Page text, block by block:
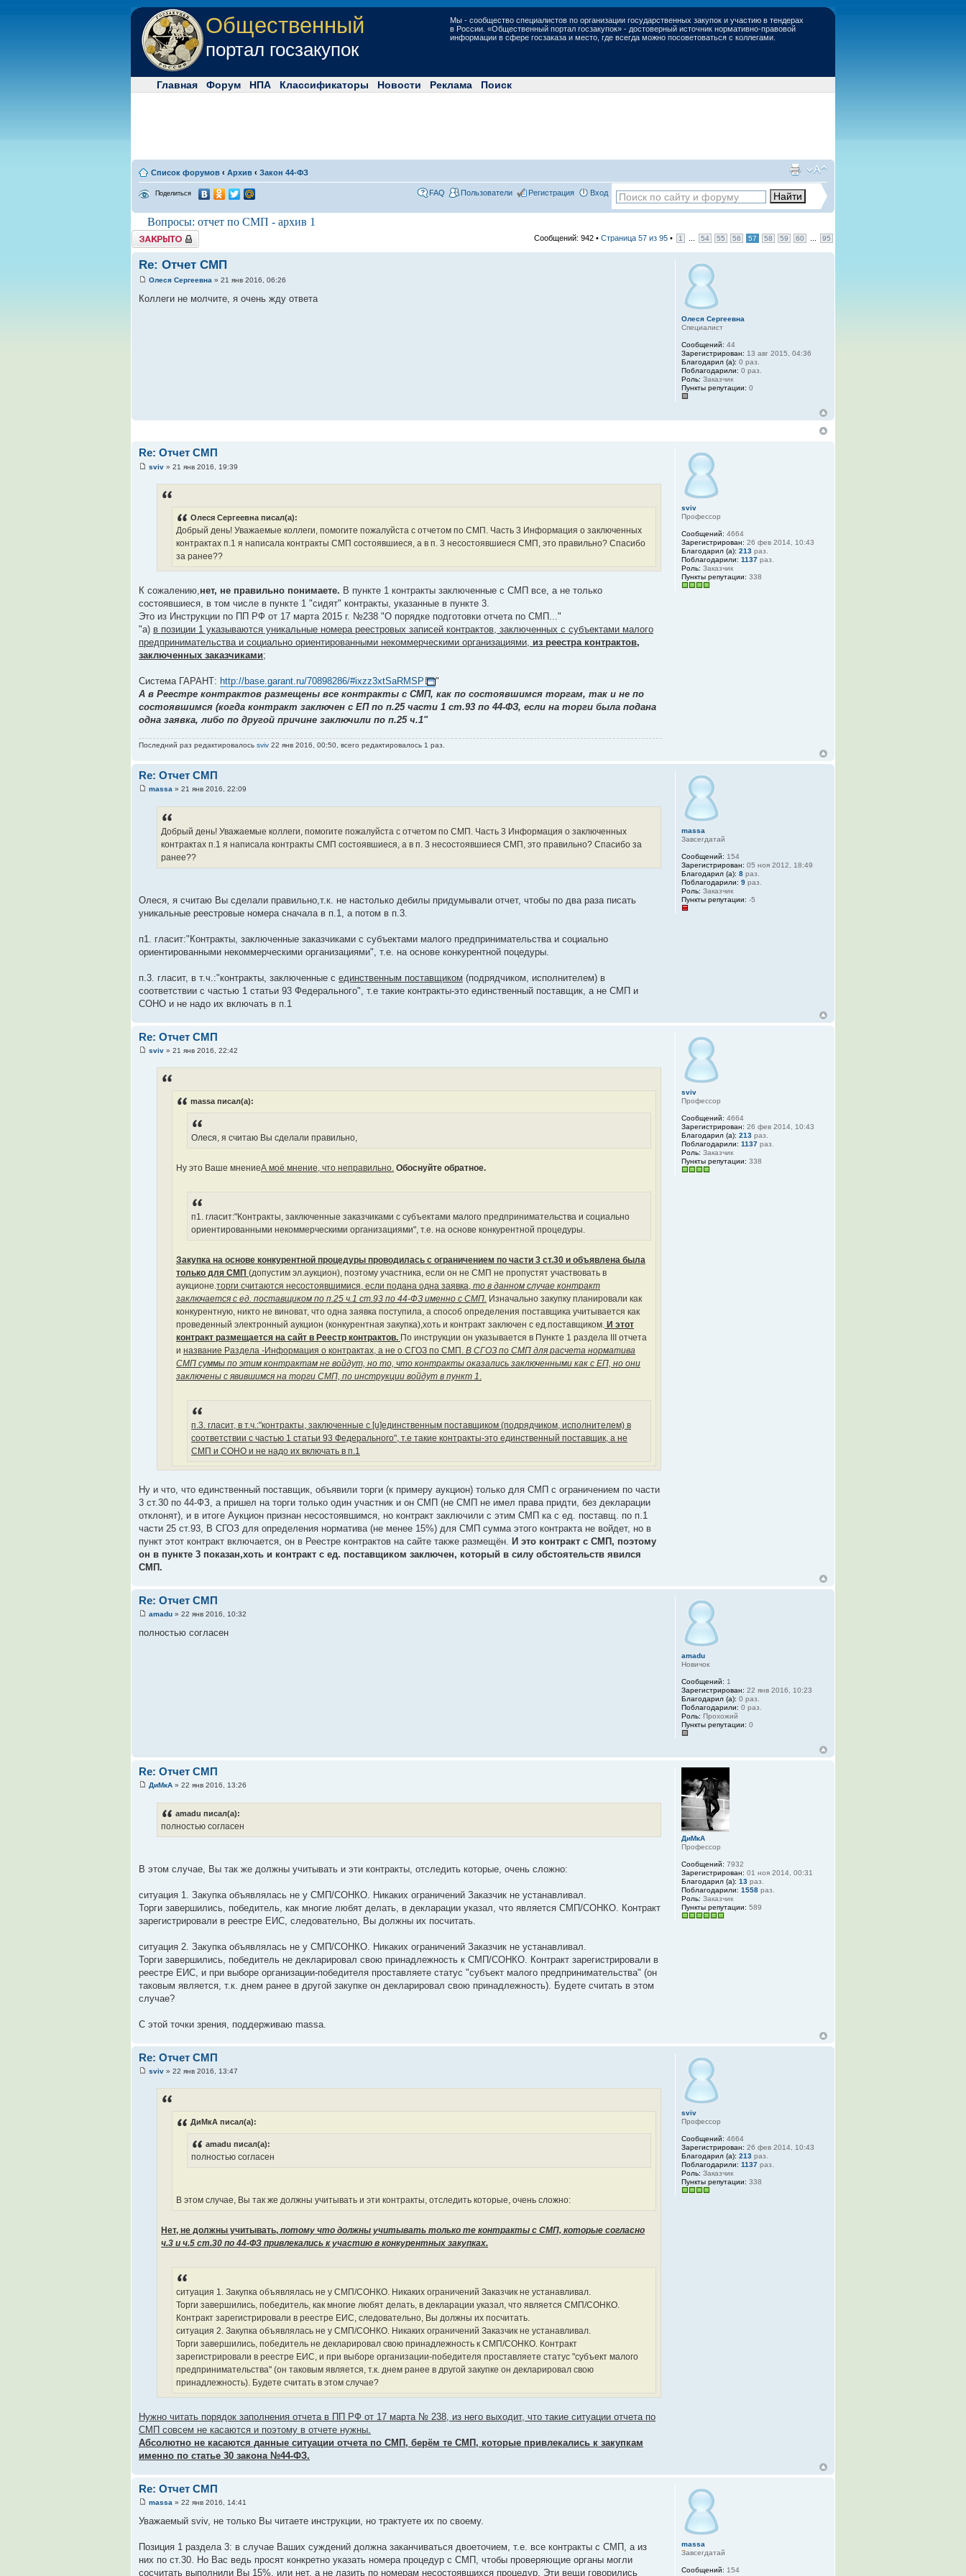
Мы - сообщество специалистов по организации государственных закупок и участию в тендерах
в России. «Общественный портал госзакупок» - достоверный источник нормативно-правовой
информации в сфере госзаказа и место, где всегда можно посоветоваться с коллегами.
Общественный
портал госзакупок
Главная Форум НПА Классификаторы Новости Реклама Поиск
Список форумов ‹ Архив ‹ Закон 44-ФЗ
Поделиться FAQ Пользователи Регистрация Вход
Вопросы: отчет по СМП - архив 1
Tема закрыта Сообщений: 942 • Страница 57 из 95 • 1 54 55 56 57 58 59 60 95
Re: Отчет СМП
Олеся Сергеевна » 21 янв 2016, 06:26
Коллеги не молчите, я очень жду ответа
Олеся Сергеевна
Специалист
Сообщений: 44
Зарегистрирован: 13 авг 2015, 04:36
Благодарил (а): 0 раз.
Поблагодарили: 0 раз.
Роль: Заказчик
Пункты репутации: 0
Re: Отчет СМП
sviv » 21 янв 2016, 19:39
Олеся Сергеевна писал(а):
Добрый день! Уважаемые коллеги, помогите пожалуйста с отчетом по СМП. Часть 3 Информация о заключенных
контрактах п.1 я написала контракты СМП состоявшиеся, а в п. 3 несостоявшиеся СМП, это правильно? Спасибо
за ранее??
К сожалению, нет, не правильно понимаете. В пункте 1 контракты заключенные с СМП все, а не только
состоявшиеся, в том числе в пункте 1 "сидят" контракты, указанные в пункте 3.
Это из Инструкции по ПП РФ от 17 марта 2015 г. №238 "О порядке подготовки отчета по СМП..."
"а) в позиции 1 указываются уникальные номера реестровых записей контрактов, заключенных с субъектами малого
предпринимательства и социально ориентированными некоммерческими организациями, из реестра контрактов,
заключенных заказчиками;
Система ГАРАНТ: http://base.garant.ru/70898286/#ixzz3xtSaRMSP
"
А в Реестре контрактов размещены все контракты с СМП, как по состоявшимся торгам, так и не по
состоявшимся (когда контракт заключен с ЕП по п.25 части 1 ст.93 по 44-ФЗ, если на торги была подана
одна заявка, либо по другой причине заключили по п.25 ч.1"
Последний раз редактировалось sviv 22 янв 2016, 00:50, всего редактировалось 1 раз.
sviv
Профессор
Сообщений: 4664
Зарегистрирован: 26 фев 2014, 10:43
Благодарил (а): 213 раз.
Поблагодарили: 1137 раз.
Роль: Заказчик
Пункты репутации: 338
Re: Отчет СМП
massa » 21 янв 2016, 22:09
Добрый день! Уважаемые коллеги, помогите пожалуйста с отчетом по СМП. Часть 3 Информация о заключенных
контрактах п.1 я написала контракты СМП состоявшиеся, а в п. 3 несостоявшиеся СМП, это правильно? Спасибо за
ранее??
Олеся, я считаю Вы сделали правильно,т.к. не настолько дебилы придумывали отчет, чтобы по два раза писать
уникальные реестровые номера сначала в п.1, а потом в п.3.
п1. гласит:"Контракты, заключенные заказчиками с субъектами малого предпринимательства и социально
ориентированными некоммерческими организациями", т.е. на основе конкурентной поцедуры.
п.3. гласит, в т.ч.:"контракты, заключенные с единственным поставщиком (подрядчиком, исполнителем) в
соответствии с частью 1 статьи 93 Федерального", т.е такие контракты-это единственный поставщик, а не СМП и
СОНО и не надо их включать в п.1
massa
Завсегдатай
Сообщений: 154
Зарегистрирован: 05 ноя 2012, 18:49
Благодарил (а): 8 раз.
Поблагодарили: 9 раз.
Роль: Заказчик
Пункты репутации: -5
Re: Отчет СМП
sviv » 21 янв 2016, 22:42
massa писал(а):
Олеся, я считаю Вы сделали правильно,
Ну это Ваше мнениеА моё мнение, что неправильно. Обоснуйте обратное.
п1. гласит:"Контракты, заключенные заказчиками с субъектами малого предпринимательства и социально
ориентированными некоммерческими организациями", т.е. на основе конкурентной процедуры.
Закупка на основе конкурентной процедуры проводилась с ограничением по части 3 ст.30 и объявлена была
только для СМП (допустим эл.аукцион), поэтому участника, если он не СМП не пропустят участвовать в
аукционе. торги считаются несостоявшимися, если подана одна заявка, то в данном случае контракт
заключается с ед. поставщиком по п.25 ч.1 ст.93 по 44-ФЗ именно с СМП. Изначально закупку планировали как
конкурентную, никто не виноват, что одна заявка поступила, а способ определения поставщика учитывается как
проведенный электронный аукцион (конкурентная закупка),хоть и контракт заключен с ед.поставщиком. И этот
контракт размещается на сайт в Реестр контрактов. По инструкции он указывается в Пункте 1 раздела III отчета
и название Раздела -Информация о контрактах, а не о СГОЗ по СМП. В СГОЗ по СМП для расчета норматива
СМП суммы по этим контрактам не войдут, но то, что контракты оказались заключенными как с ЕП, но они
заключены с явившимся на торги СМП, по инструкции войдут в пункт 1
п.3. гласит, в т.ч.:"контракты, заключенные с [u]единственным поставщиком (подрядчиком, исполнителем) в
соответствии с частью 1 статьи 93 Федерального", т.е такие контракты-это единственный поставщик, а не
СМП и СОНО и не надо их включать в п.1
Ну и что, что единственный поставщик, объявили торги (к примеру аукцион) только для СМП с ограничением по части
3 ст.30 по 44-ФЗ, а пришел на торги только один участник и он СМП (не СМП не имел права придти, без декларации
отклонят), и в итоге Аукцион признан несостоявшимся, но контракт заключили с этим СМП ка с ед. поставщ. по п.1
части 25 ст.93, В СГОЗ для определения норматива (не менее 15%) для СМП сумма этого контракта не войдет, но в
пункт этот контракт включается, он в Реестре контрактов на сайте также размещён.
И это контракт с СМП, поэтому
он в пункте 3 показан,хоть и контракт с ед. поставщиком заключен, который в силу обстоятельств явился
СМП.
sviv
Профессор
Сообщений: 4664
Зарегистрирован: 26 фев 2014, 10:43
Благодарил (а): 213 раз.
Поблагодарили: 1137 раз.
Роль: Заказчик
Пункты репутации: 338
Re: Отчет СМП
amadu » 22 янв 2016, 10:32
полностью согласен
amadu
Новичок
Сообщений: 1
Зарегистрирован: 22 янв 2016, 10:23
Благодарил (а): 0 раз.
Поблагодарили: 0 раз.
Роль: Прохожий
Пункты репутации: 0
Re: Отчет СМП
ДиМкА » 22 янв 2016, 13:26
amadu писал(а):
полностью согласен
В этом случае, Вы так же должны учитывать и эти контракты, отследить которые, очень сложно:
ситуация 1. Закупка объявлялась не у СМП/СОНКО. Никаких ограничений Заказчик не устанавливал.
Торги завершились, победитель, как многие любят делать, в декларации указал, что является СМП/СОНКО. Контракт
зарегистрировали в реестре ЕИС, следовательно, Вы должны их посчитать.
ситуация 2. Закупка объявлялась не у СМП/СОНКО. Никаких ограничений Заказчик не устанавливал.
Торги завершились, победитель не декларировал свою принадлежность к СМП/СОНКО. Контракт зарегистрировали в
реестре ЕИС, и при выборе организации-победителя проставляете статус "субъект малого предпринимательства" (он
таковым является, т.к. днем ранее в другой закупке он декларировал свою принадлежность). Будете считать в этом
случае?
С этой точки зрения, поддерживаю massa.
ДиМкА
Профессор
Сообщений: 7932
Зарегистрирован: 01 ноя 2014, 00:31
Благодарил (а): 13 раз.
Поблагодарили: 1558 раз.
Роль: Заказчик
Пункты репутации: 589
Re: Отчет СМП
sviv » 22 янв 2016, 13:47
ДиМкА писал(а):
amadu писал(а):
полностью согласен
В этом случае, Вы так же должны учитывать и эти контракты, отследить которые, очень сложно:
Нет, не должны учитывать, потому что должны учитывать только те контракты с СМП, которые согласно
ч.3 и ч.5 ст.30 по 44-ФЗ привлекались к участию в конкурентных закупках.
ситуация 1. Закупка объявлялась не у СМП/СОНКО. Никаких ограничений Заказчик не устанавливал.
Торги завершились, победитель, как многие любят делать, в декларации указал, что является СМП/СОНКО.
Контракт зарегистрировали в реестре ЕИС, следовательно, Вы должны их посчитать.
ситуация 2. Закупка объявлялась не у СМП/СОНКО. Никаких ограничений Заказчик не устанавливал.
Торги завершились, победитель не декларировал свою принадлежность к СМП/СОНКО. Контракт
зарегистрировали в реестре ЕИС, и при выборе организации-победителя проставляете статус "субъект малого
предпринимательства" (он таковым является, т.к. днем ранее в другой закупке он декларировал свою
принадлежность). Будете считать в этом случае?
Нужно читать порядок заполнения отчета в ПП РФ от 17 марта № 238, из него выходит, что такие ситуации отчета по
СМП совсем не касаются и поэтому в отчете нужны.
Абсолютно не касаются данные ситуации отчета по СМП, берём те СМП, которые привлекались к закупкам
именно по статье 30 закона №44-ФЗ.
sviv
Профессор
Сообщений: 4664
Зарегистрирован: 26 фев 2014, 10:43
Благодарил (а): 213 раз.
Поблагодарили: 1137 раз.
Роль: Заказчик
Пункты репутации: 338
Re: Отчет СМП
massa » 22 янв 2016, 14:41
Уважаемый sviv, не только Вы читаете инструкции, но трактуете их по своему.
Позиция 1 раздела 3: в случае Ваших суждений должна заканчиваться двоеточием, т.е. все контракты с СМП, а из
них по ст.30. Но Вас ведь просят конкретно указать номера процедур с СМП, чтобы проверяющие органы могли
сосчитать выполнили Вы 15%, или нет, а не лазить по номерам несостоявшихся процедур. Эти вещи говорились
massa
Завсегдатай
Сообщений: 154